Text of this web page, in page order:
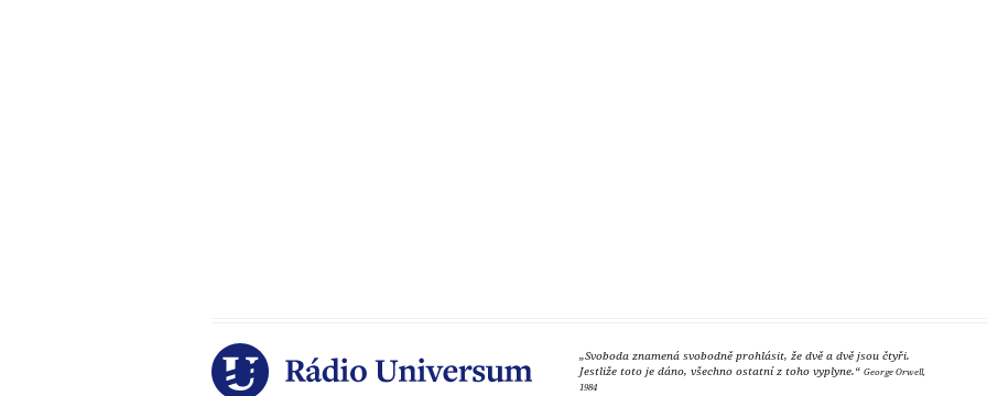
„Svoboda znamená svobodně prohlásit, že dvě a dvě jsou čtyři.
Jestliže toto je dáno, všechno ostatní z toho vyplyne.“ George Orwell,
1984